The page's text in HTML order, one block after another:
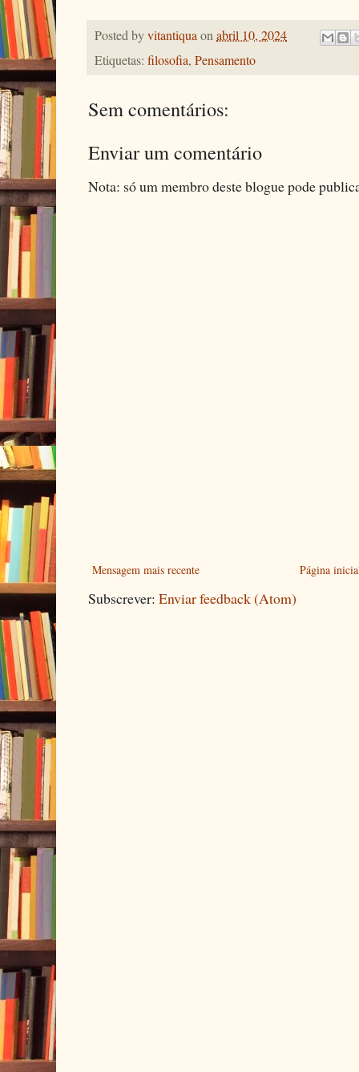
Posted byvitantiquaonabril 10, 2024
Etiquetas: filosofia, Pensamento
Sem comentários:
Enviar um comentário
Nota: só um membro deste blogue pode
Mensagem mais recente Página
Subscrever: Enviar feedback (Atom)